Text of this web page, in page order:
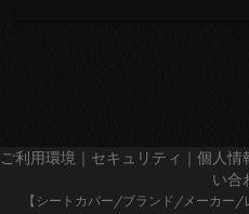
ご利用環境 ｜ セキュリティ ｜ 個人情
い合
【シートカバー/ブランド/メーカー